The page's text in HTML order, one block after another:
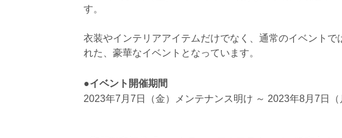
す。
衣装やインテリアアイテムだけでなく、通常のイベント
れた、豪華なイベントとなっています。
●イベント開催期間
2023年7月7日（金）メンテナンス明け ～ 2023年8月7日